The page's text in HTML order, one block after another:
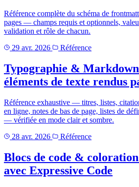
Référence complète du schéma de
pages — champs requis et optionnels,
validation et rôle de chacun.
29 avr. 2026
Référence
Typographie &
éléments de texte rendus
Référence exhaustive — titres, listes,
en ligne, notes de bas de page, listes de
— vérifiée en mode clair et sombre.
28 avr. 2026
Référence
Blocs de code &
avec Expressive Code